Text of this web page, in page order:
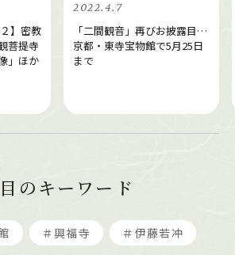
】密教
菩提寺
」ほか
2022.4.7
「二間観音」再びお披露目…
京都・東寺宝物館で5月25日
まで
のキーワード
＃興福寺 ＃伊藤若冲